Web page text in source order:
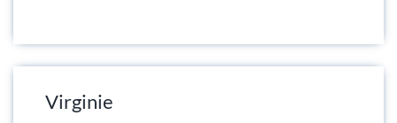
Virginie